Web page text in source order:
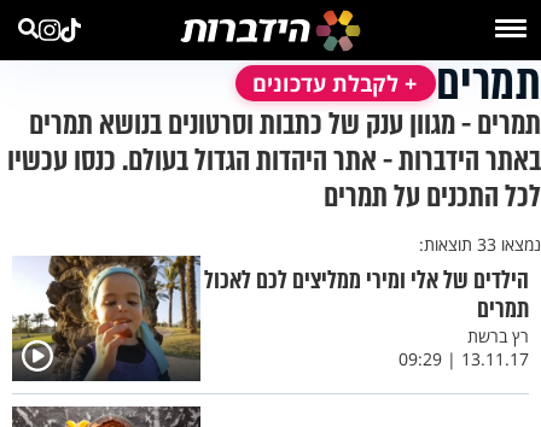
תמרים + לקבלת עדכונים
תמרים - מגוון ענק של כתבות וסרטונים בנושא תמרים
באתר הידברות - אתר היהדות הגדול בעולם. כנסו עכשיו
לכל התכנים על תמרים
נמצאו 33 תוצאות:
הילדים של אלי ומירי ממליצים לכם לאכול
תמרים
רץ ברשת
13.11.17 | 09:29